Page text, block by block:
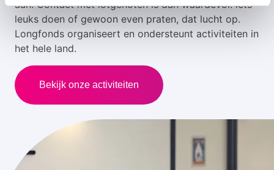
aan. Contact met lotgenoten is dan waardevol: iets
leuks doen of gewoon even praten, dat lucht op.
Longfonds organiseert en ondersteunt activiteiten in
het hele land.
Bekijk onze activiteiten